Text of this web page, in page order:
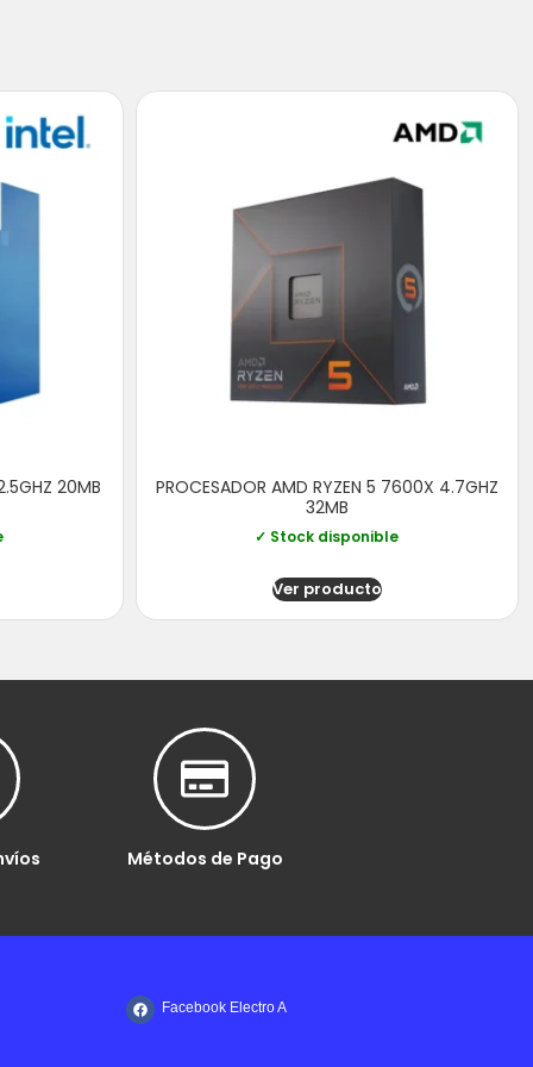
20MB
PROCESADOR AMD RYZEN 5 7600X 4.7GHZ
32MB
✓ Stock disponible
Ver producto
Métodos de Pago
Facebook Electro A